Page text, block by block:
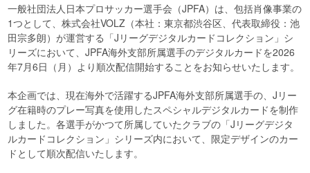
一般社団法人日本プロサッカー選手会（JPFA）は、包括肖像事業の
1つとして、株式会社VOLZ（本社：東京都渋谷区、代表取締役：池
田宗多朗）が運営する「Jリーグデジタルカードコレクション」シ
リーズにおいて、JPFA海外支部所属選手のデジタルカードを2026
年7月6日（月）より順次配信開始することをお知らせいたします。
本企画では、現在海外で活躍するJPFA海外支部所属選手の、Jリー
グ在籍時のプレー写真を使用したスペシャルデジタルカードを制作
しました。各選手がかつて所属していたクラブの「Jリーグデジタ
ルカードコレクション」シリーズ内において、限定デザインのカー
ドとして順次配信いたします。